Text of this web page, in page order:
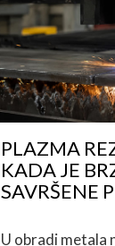
PLAZMA
KADA JE
SAVRŠENE
U obradi metala